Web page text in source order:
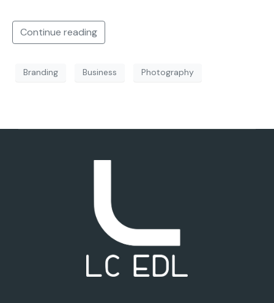
Continue reading
Branding Business Photography